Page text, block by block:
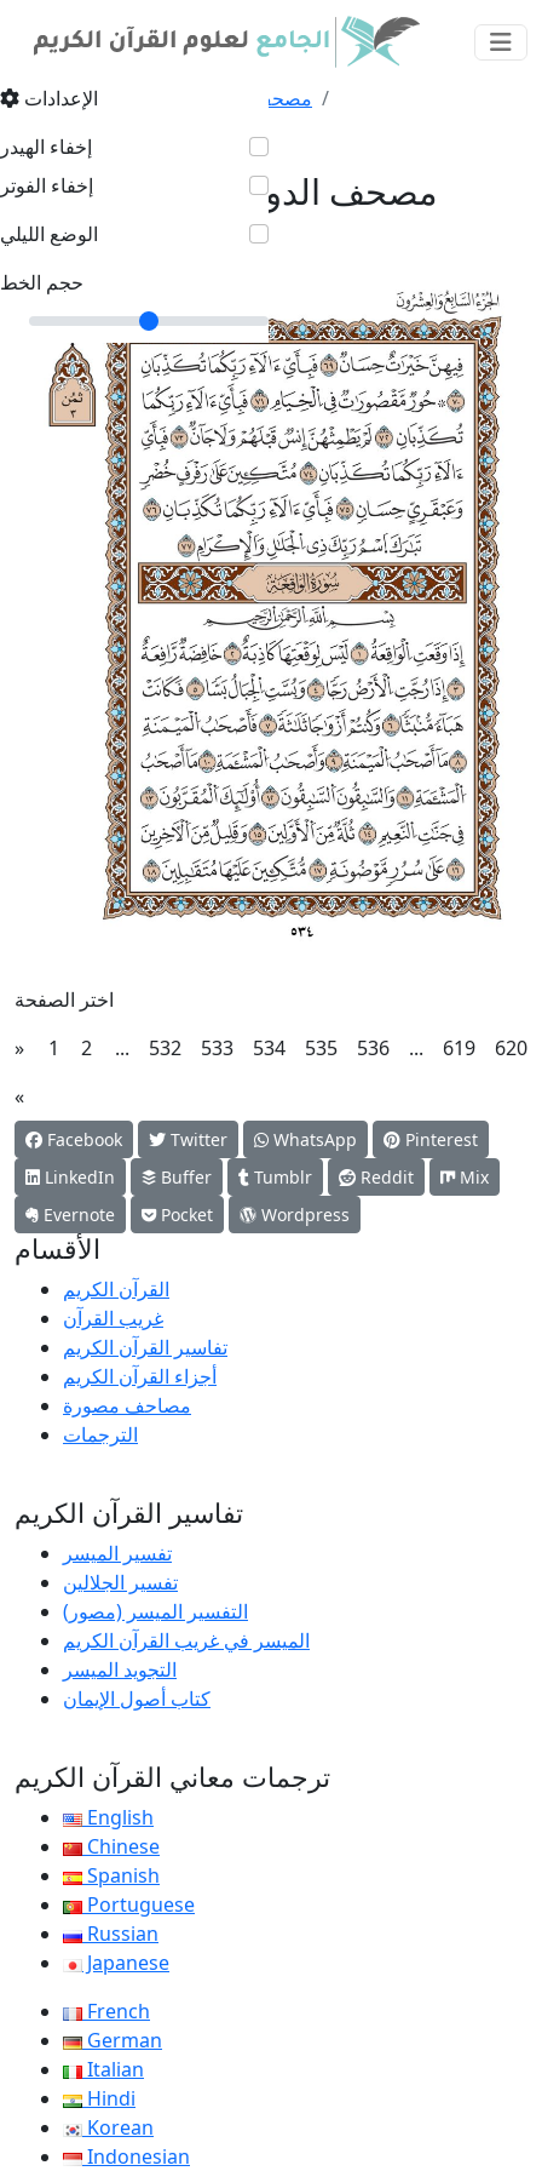
الإعدادات
إخفاء الهيدر
إخفاء الفوتر
الوضع الليلي
حجم الخط
مصاحف مصورة
مصحف الدوري
مصحف الدوري - الصفحة ٥٣٤
اختر الصفحة
»
1 2 ... 532 533 534(current)
535 536 ... 619
620
«
Facebook Twitter WhatsApp
Pinterest
LinkedIn
Buffer Tumblr Reddit
Mix
Evernote
Pocket Wordpress
الأقسام
القرآن الكريم
غريب القرآن
تفاسير القرآن الكريم
أجزاء القرآن الكريم
مصاحف مصورة
الترجمات
تفاسير القرآن الكريم
تفسير المیسر
تفسير الجلالين
التفسير الميسر (مصور)
الميسر في غريب القرآن الكريم
التجويد الميسر
كتاب أصول الإيمان
ترجمات معاني القرآن الكريم
English
Chinese
Spanish
Portuguese
Russian
Japanese
French
German
Italian
Hindi
Korean
Indonesian